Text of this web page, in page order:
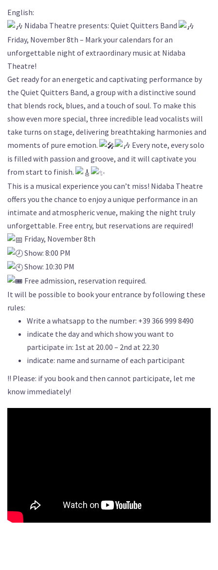
English:
Nidaba Theatre presents: Quiet Quitters Band
Friday, November 8th – Mark your calendars for an
unforgettable night of extraordinary music at Nidaba
Theatre!
Get ready for an energetic and captivating performance by
the Quiet Quitters Band, a group with a distinctive sound
that blends rock, blues, and a touch of soul. To make this
show even more special, three incredible lead vocalists will
take turns on stage, delivering breathtaking harmonies and
moments of pure emotion.
Every note, every solo
is filled with passion and groove, and it will captivate you
from start to finish.
This is a musical experience you can’t miss! Nidaba Theatre
offers you the chance to enjoy a unique performance in an
intimate and atmospheric venue, making the night truly
unforgettable. Free entry, but reservations are required!
Friday, November 8th
Show: 8:00 PM
Show: 10:30 PM
Free admission, reservation required.
It will be possible to book your entrance by following these
rules:
Write a whatsapp to the number: +39 366 999 8490
indicate the day and which show you want to
participate in: 1st at 20.00 – 2nd at 22.30
indicate: name and surname of each participant
!! Please: if you book and then cannot participate, let me
know immediately!